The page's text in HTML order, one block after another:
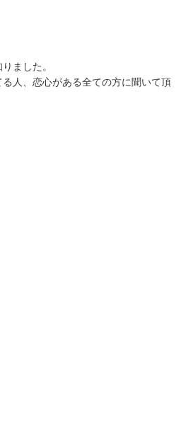
ました。
人、恋心がある全ての方に聞いて頂